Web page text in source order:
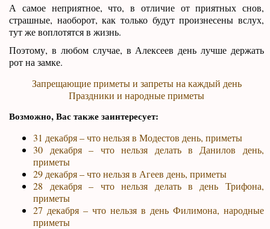
А самое неприятное, что, в отличие от приятных снов,
страшные, наоборот, как только будут произнесены вслух,
тут же воплотятся в жизнь.
Поэтому, в любом случае, в Алексеев день лучше держать
рот на замке.
Запрещающие приметы и запреты на каждый день
Праздники и народные приметы
Возможно, Вас также заинтересует:
31 декабря – что нельзя в Модестов день, приметы
30 декабря – что нельзя делать в Данилов день,
приметы
29 декабря – что нельзя в Агеев день, приметы
28 декабря – что нельзя делать в день Трифона,
приметы
27 декабря – что нельзя в день Филимона, народные
приметы